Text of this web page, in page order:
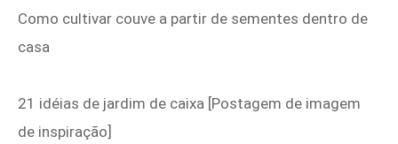
Como cultivar couve a partir de sementes dentro de
casa
21 idéias de jardim de caixa [Postagem de imagem
de inspiração]